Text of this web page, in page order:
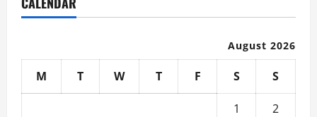
August 2026
M T W T F S S
1
2